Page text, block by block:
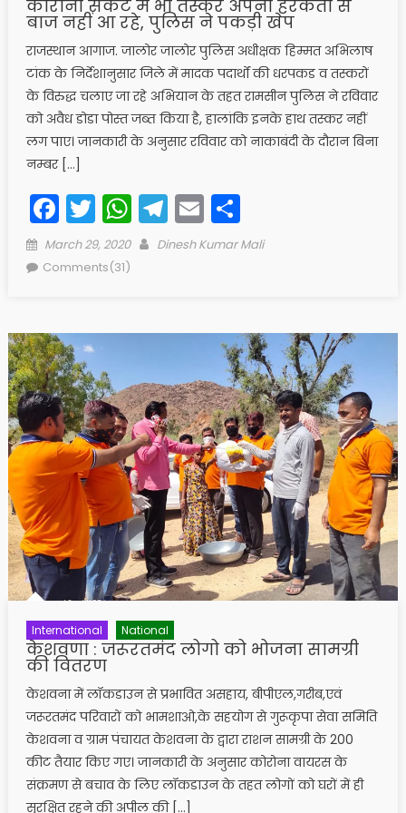
कोरोना संकट में भी तस्कर अपनी हरकतों से
बाज नहीं आ रहे, पुलिस ने पकड़ी खेप
राजस्थान आगाज. जालोर जालोर पुलिस अधीक्षक हिम्मत अभिलाष
टांक के निर्देशानुसार जिले में मादक पदार्थों की धरपकड व तस्करों
के विरुद्ध चलाए जा रहे अभियान के तहत रामसीन पुलिस ने रविवार
को अवैध डोडा पोस्त जब्त किया है, हालांकि इनके हाथ तस्कर नहीं
लग पाए। जानकारी के अनुसार रविवार को नाकाबंदी के दौरान बिना
नम्बर […]
Facebook
Twitter
WhatsApp
Telegram
EmailShare
Posted
on
March 29, 2020 Author
Dinesh Kumar Mali
Comments(31)
International National
केशवणा : जरूरतमंद लोगो को भोजना सामग्री
की वितरण
केशवना में लॉकडाउन से प्रभावित असहाय, बीपीएल,गरीब,एवं
जरूरतमंद परिवारों को भामशाओ,के सहयोग से गुरूकृपा सेवा समिति
केशवना व ग्राम पंचायत केशवना के द्वारा राशन सामग्री के 200
कीट तैयार किए गए। जानकारी के अनुसार कोरोना वायरस के
संक्रमण से बचाव के लिए लॉकडाउन के तहत लोगों को घरों में ही
सुरक्षित रहने की अपील की […]